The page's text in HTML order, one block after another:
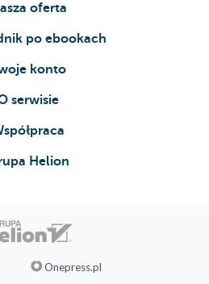
oferta
po ebookach
konto
serwisie
Helion
Onepress.pl